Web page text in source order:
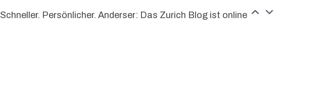
Schneller. Persönlicher. Anderser: Das Zurich Blog ist online